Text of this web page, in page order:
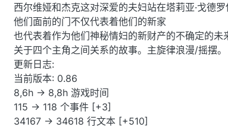
西尔维娅和杰克这对深爱的夫妇站在塔莉亚·戈德罗
他们面前的门不仅代表着他们的新家
也代表着作为他们神秘情妇的新财产的不确定的未
关于四个主角之间关系的故事。主旋律浪漫/摇摆。
更新日志:
当前版本: 0.86
8,6h -> 8,8h 游戏时间
115 -> 118 个事件 [+3]
34167 -> 34618 行文本 [+510]